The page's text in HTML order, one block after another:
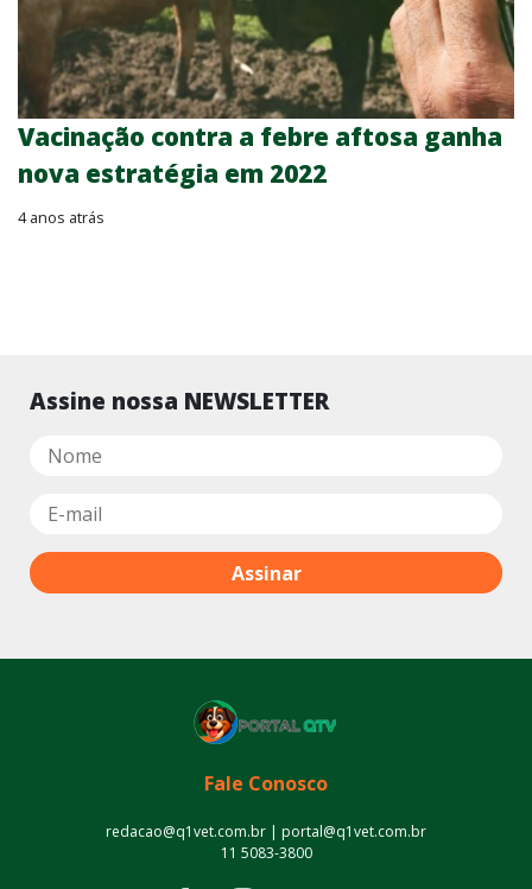
Vacinação contra a febre aftosa ganha
nova estratégia em 2022
4 anos atrás
Assine nossa NEWSLETTER
Fale Conosco
redacao@q1vet.com.br | portal@q1vet.com.br
11 5083-3800